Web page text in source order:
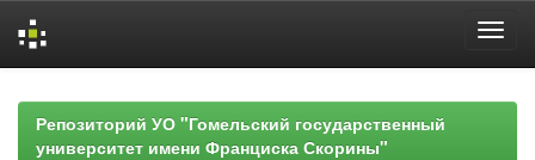
navigationРепозиторий УО "Гомельский государственный
университет имени Франциска Скорины"